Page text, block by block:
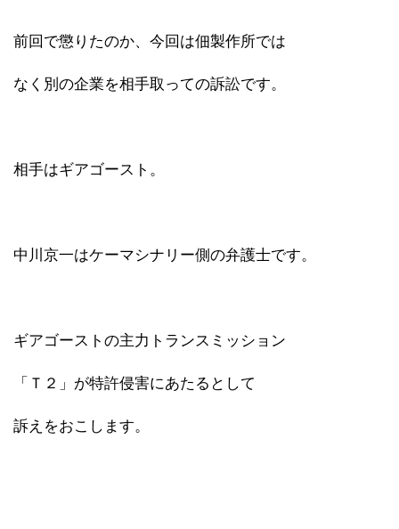
前回で懲りたのか、今回は佃製作所では
なく別の企業を相手取っての訴訟です。
相手はギアゴースト。
中川京一はケーマシナリー側の弁護士です。
ギアゴーストの主力トランスミッション
「Ｔ２」が特許侵害にあたるとして
訴えをおこします。